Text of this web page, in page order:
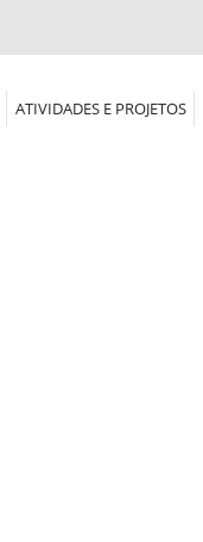
ATIVIDADES E PROJETOS